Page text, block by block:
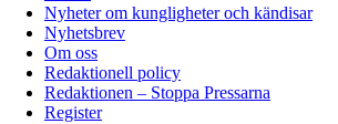
Nyheter om kungligheter och kändisar
Nyhetsbrev
Om oss
Redaktionell policy
Redaktionen – Stoppa Pressarna
Register